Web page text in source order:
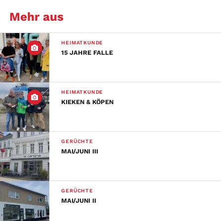
Mehr aus
HEIMATKUNDE
15 JAHRE FALLE
HEIMATKUNDE
KIEKEN & KÖPEN
GERÜCHTE
MAI/JUNI III
GERÜCHTE
MAI/JUNI II